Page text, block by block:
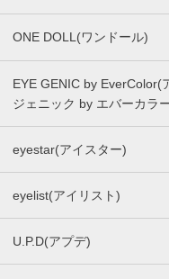
ONE DOLL(ワンドール)
EYE GENIC by EverColor(
ジェニック by エバーカラ
eyestar(アイスター)
eyelist(アイリスト)
U.P.D(アプデ)